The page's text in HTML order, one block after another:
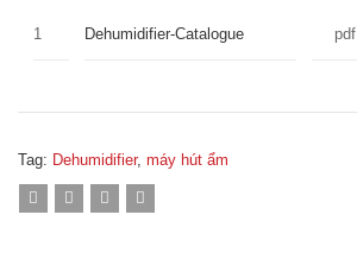
1 Dehumidifier-Catalogue pdf
Tag: Dehumidifier, máy hút ẩm